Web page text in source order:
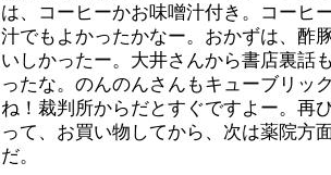
は、コーヒーかお味噌汁付き。コーヒ
汁でもよかったかなー。おかずは、酢
いしかったー。大井さんから書店裏話
ったな。のんのんさんもキューブリッ
ね！裁判所からだとすぐですよー。再
って、お買い物してから、次は薬院方
だ。